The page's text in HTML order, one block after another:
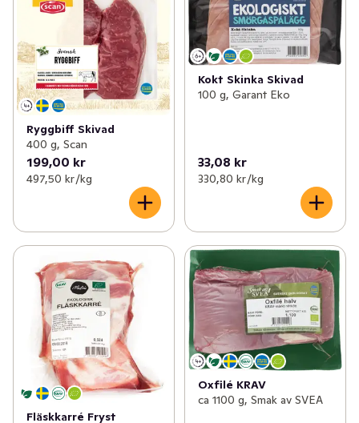
Ryggbiff Skivad
400 g, Scan
199,00 kr
497,50 kr /kg
Kokt Skinka Skivad
100 g, Garant Eko
33,08 kr
330,80 kr /kg
Fläskkarré Fryst
Oxfilé KRAV
ca 1100 g, Smak av SVEA